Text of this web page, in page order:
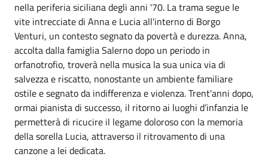
nella periferia siciliana degli anni '70. La trama segue le
vite intrecciate di Anna e Lucia all'interno di Borgo
Venturi, un contesto segnato da povertà e durezza. Anna,
accolta dalla famiglia Salerno dopo un periodo in
orfanotrofio, troverà nella musica la sua unica via di
salvezza e riscatto, nonostante un ambiente familiare
ostile e segnato da indifferenza e violenza. Trent'anni dopo,
ormai pianista di successo, il ritorno ai luoghi d’infanzia le
permetterà di ricucire il legame doloroso con la memoria
della sorella Lucia, attraverso il ritrovamento di una
canzone a lei dedicata.